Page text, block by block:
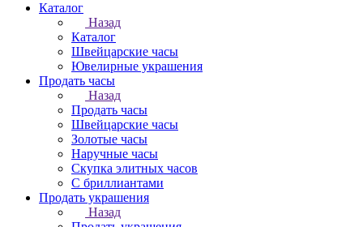
Каталог
Назад
Каталог
Швейцарские часы
Ювелирные украшения
Продать часы
Назад
Продать часы
Швейцарские часы
Золотые часы
Наручные часы
Скупка элитных часов
С бриллиантами
Продать украшения
Назад